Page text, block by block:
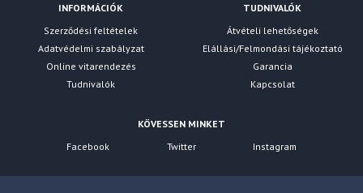
INFORMÁCIÓK
Szerződési feltételek
Adatvédelmi szabályzat
Online vitarendezés
Tudnivalók
TUDNIVALÓK
Átvételi lehetőségek
Elállási/Felmondási tájékoztató
Garancia
Kapcsolat
KÖVESSEN MINKET
Facebook
Twitter Instagram